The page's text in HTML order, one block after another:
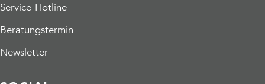
Service-Hotline
Beratungstermin
Newsletter